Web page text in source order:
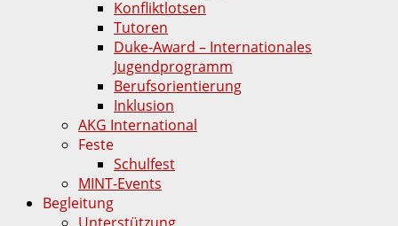
Konfliktlotsen
Tutoren
Duke-Award – Internationales
Jugendprogramm
Berufsorientierung
Inklusion
AKG International
Feste
Schulfest
MINT-Events
Begleitung